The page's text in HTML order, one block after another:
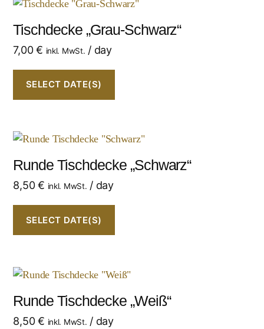
Tischdecke „Grau-Schwarz“
7,00€ inkl. MwSt. / day
SELECT DATE(S)
Runde Tischdecke „Schwarz“
8,50€ inkl. MwSt. / day
SELECT DATE(S)
Runde Tischdecke „Weiß“
8,50€ inkl. MwSt. / day